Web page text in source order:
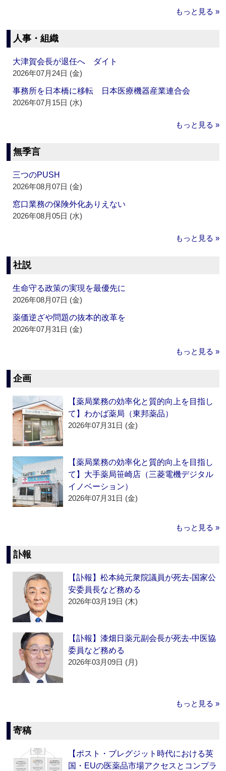
もっと見る »
人事・組織
大津賀会長が退任へ ダイト
2026年07月24日 (金)
事務所を日本橋に移転 日本医療機器産業連合会
2026年07月15日 (水)
もっと見る »
無季言
三つのPUSH
2026年08月07日 (金)
窓口業務の保険外化ありえない
2026年08月05日 (水)
もっと見る »
社説
生命守る政策の実現を最優先に
2026年08月07日 (金)
薬価逆ざや問題の抜本的改革を
2026年07月31日 (金)
もっと見る »
企画
【薬局業務の効率化と質的向上を目指し
て】わかば薬局（東邦薬品）
2026年07月31日 (金)
【薬局業務の効率化と質的向上を目指し
て】大手薬局笹崎店（三菱電機デジタル
イノベーション）
2026年07月31日 (金)
もっと見る »
訃報
【訃報】松本純元衆院議員が死去‐国家公
安委員長など務める
2026年03月19日 (木)
【訃報】漆畑日薬元副会長が死去‐中医協
委員など務める
2026年03月09日 (月)
もっと見る »
寄稿
【ポスト・ブレグジット時代における英
国・EUの医薬品市場アクセスとコンプラ